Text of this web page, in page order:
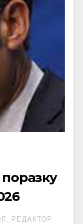
РЕДАКТОР